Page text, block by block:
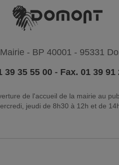
- BP 40001 - 95331
39 35 55 00 - Fax. 01 39 91
de l'accueil de la mairie au
jeudi de 8h30 à 12h et de